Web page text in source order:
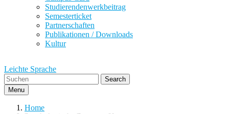
Studierendenwerkbeitrag
Semesterticket
Partnerschaften
Publikationen / Downloads
Kultur
Leichte Sprache
Search
Menu
Home